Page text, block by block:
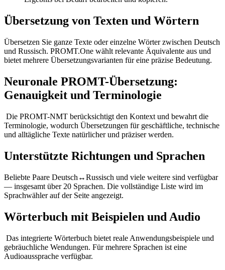
Übersetzung von Texten und Wörtern
Übersetzen Sie ganze Texte oder einzelne Wörter zwischen Deutsch
und Russisch. PROMT.One wählt relevante Äquivalente aus und
bietet mehrere Übersetzungsvarianten für eine präzise Bedeutung.
Neuronale PROMT-Übersetzung:
Genauigkeit und Terminologie
Die PROMT-NMT berücksichtigt den Kontext und bewahrt die
Terminologie, wodurch Übersetzungen für geschäftliche, technische
und alltägliche Texte natürlicher und präziser werden.
Unterstützte Richtungen und Sprachen
Beliebte Paare Deutsch↔Russisch und viele weitere sind verfügbar
— insgesamt über 20 Sprachen. Die vollständige Liste wird im
Sprachwähler auf der Seite angezeigt.
Wörterbuch mit Beispielen und Audio
Das integrierte Wörterbuch bietet reale Anwendungsbeispiele und
gebräuchliche Wendungen. Für mehrere Sprachen ist eine
Audioaussprache verfügbar.